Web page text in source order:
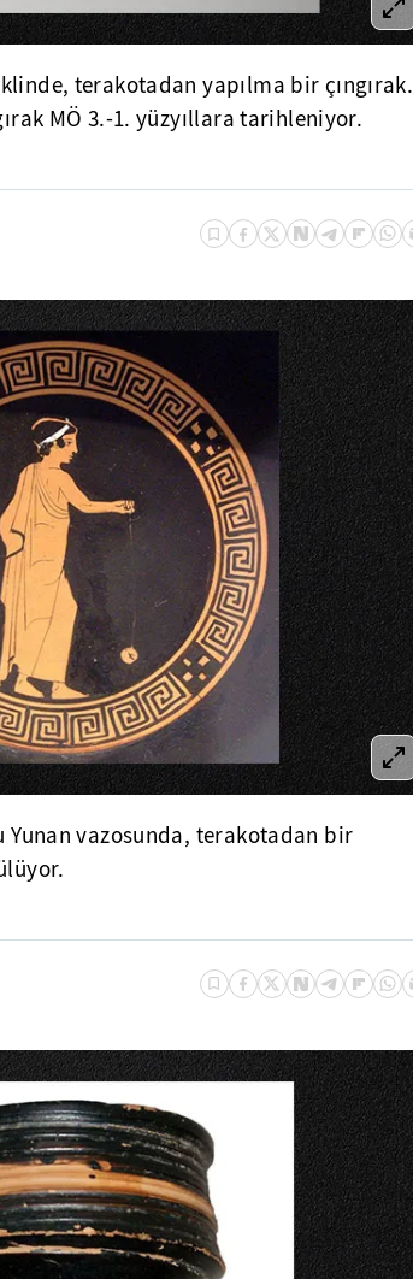
terakotadan yapılma bir çıngırak.
MÖ 3.-1. yüzyıllara tarihleniyor.
Yunan vazosunda, terakotadan bir